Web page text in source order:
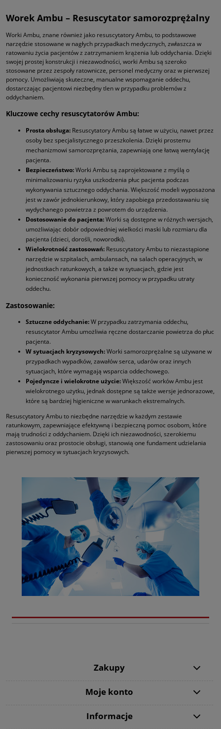
Worek Ambu – Resuscytator samorozprężalny
Worki Ambu, znane również jako resuscytatory Ambu, to podstawowe
narzędzie stosowane w nagłych przypadkach medycznych, zwłaszcza w
ratowaniu życia pacjentów z zatrzymaniem krążenia lub oddychania. Dzięki
swojej prostej konstrukcji i niezawodności, worki Ambu są szeroko
stosowane przez zespoły ratownicze, personel medyczny oraz w pierwszej
pomocy. Umożliwiają skuteczne, manualne wspomaganie oddechu,
dostarczając pacjentowi niezbędny tlen w przypadku problemów z
oddychaniem.
Kluczowe cechy resuscytatorów Ambu:
Prosta obsługa: Resuscytatory Ambu są łatwe w użyciu, nawet przez
osoby bez specjalistycznego przeszkolenia. Dzięki prostemu
mechanizmowi samorozprężania, zapewniają one łatwą wentylację
pacjenta.
Bezpieczeństwo:Worki Ambu są zaprojektowane z myślą o
minimalizowaniu ryzyka uszkodzenia płuc pacjenta podczas
wykonywania sztucznego oddychania. Większość modeli wyposażona
jest w zawór jednokierunkowy, który zapobiega przedostawaniu się
wydychanego powietrza z powrotem do urządzenia.
Dostosowanie do pacjenta:Worki są dostępne w różnych wersjach,
umożliwiając dobór odpowiedniej wielkości maski lub rozmiaru dla
pacjenta (dzieci, dorośli, noworodki).
Wielokrotność zastosowań: Resuscytatory Ambu to niezastąpione
narzędzie w szpitalach, ambulansach, na salach operacyjnych, w
jednostkach ratunkowych, a także w sytuacjach, gdzie jest
konieczność wykonania pierwszej pomocy w przypadku utraty
oddechu.
Zastosowanie:
Sztuczne oddychanie:W przypadku zatrzymania oddechu,
resuscytator Ambu umożliwia ręczne dostarczanie powietrza do płuc
pacjenta.
W sytuacjach kryzysowych:Worki samorozprężalne są używane w
przypadkach wypadków, zawałów serca, udarów oraz innych
sytuacjach, które wymagają wsparcia oddechowego.
Pojedyncze i wielokrotne użycie:Większość worków Ambu jest
wielokrotnego użytku, jednak dostępne są także wersje jednorazowe,
które są bardziej higieniczne w warunkach ekstremalnych.
Resuscytatory Ambu to niezbędne narzędzie w każdym zestawie
ratunkowym, zapewniające efektywną i bezpieczną pomoc osobom, które
mają trudności z oddychaniem. Dzięki ich niezawodności, szerokiemu
zastosowaniu oraz prostocie obsługi, stanowią one fundament udzielania
pierwszej pomocy w sytuacjach kryzysowych.
Zakupy
Moje konto
Informacje